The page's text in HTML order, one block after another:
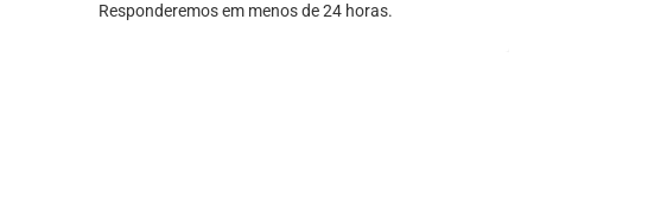
Responderemos em menos de 24 horas.